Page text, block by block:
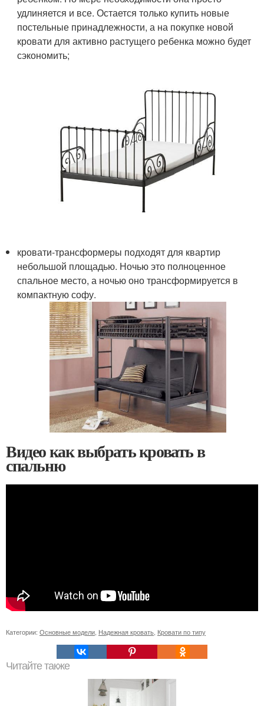
удлиняется и все. Остается только купить новые
постельные принадлежности, а на покупке новой
кровати для активно растущего ребенка можно будет
сэкономить;
кровати-трансформеры подходят для квартир
небольшой площадью. Ночью это полноценное
спальное место, а ночью оно трансформируется в
компактную софу.
Видео как выбрать кровать в
спальню
Категории: Основные модели, Надежная кровать, Кровати по типу
Читайте также